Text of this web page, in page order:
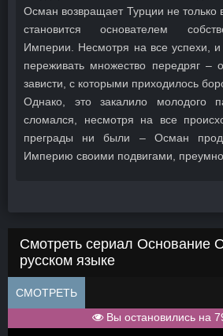
Осман возвращает Турции не только
становится основателем
Империи. Несмотря на все успехи,
переживать множество передряг –
зависти, с которыми приходилось
Однако, это закалило молодого
сломался, несмотря на все
преграды ни были – Осман
Империю своими подвигами,
Смотреть сериал Основание
русском языке
СМОТРЕТЬ
Вы остановились на